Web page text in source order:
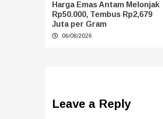
Harga Emas Antam Melonjak
Rp50.000, Tembus Rp2,679
Juta per Gram
06/08/2026
Leave a Reply